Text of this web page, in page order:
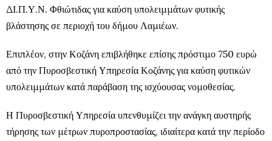
ΔΙ.Π.Υ.Ν. Φθιώτιδας για καύση υπολειμμάτων φυτικής
βλάστησης σε περιοχή του δήμου Λαμιέων.
Επιπλέον, στην Κοζάνη επιβλήθηκε επίσης πρόστιμο 750 ευρώ
από την Πυροσβεστική Υπηρεσία Κοζάνης για καύση φυτικών
υπολειμμάτων κατά παράβαση της ισχύουσας νομοθεσίας.
Η Πυροσβεστική Υπηρεσία υπενθυμίζει την ανάγκη αυστηρής
τήρησης των μέτρων πυροπροστασίας, ιδιαίτερα κατά την περίοδο